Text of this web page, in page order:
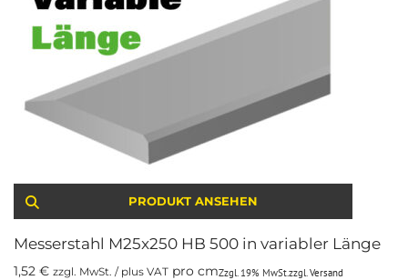
PRODUKT ANSEHEN
Messerstahl M25x250 HB 500 in variabler Länge
1,52 € zzgl. MwSt. / plus VAT pro cmZzgl. 19% MwSt.zzgl.Versand